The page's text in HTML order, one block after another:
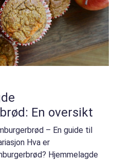
En oversikt
– En guide til
Hva er
Hjemmelagde